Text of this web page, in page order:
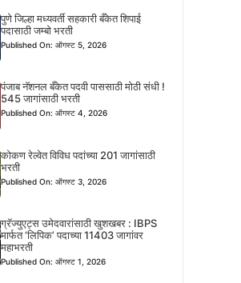
पुणे जिल्हा मध्यवर्ती सहकारी बँकेत शिपाई
पदासाठी जम्बो भरती
Published On: ऑगस्ट 5, 2026
पंजाब नॅशनल बँकेत पदवी पाससाठी मोठी संधी !
545 जागांसाठी भरती
Published On: ऑगस्ट 4, 2026
कोकण रेल्वेत विविध पदांच्या 201 जागांसाठी
भरती
Published On: ऑगस्ट 3, 2026
ग्रॅज्युएट्स उमेदवारांसाठी खुशखबर : IBPS
मार्फत ‘लिपिक’ पदाच्या 11403 जागांवर
महाभरती
Published On: ऑगस्ट 1, 2026